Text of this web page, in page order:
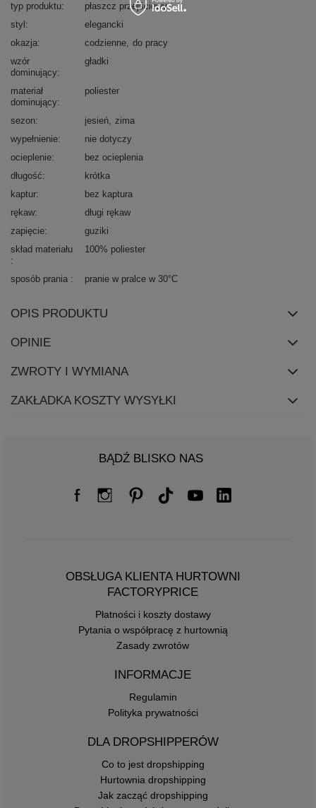
typ produktu
płaszcz przejściowy
styl
elegancki
okazja
codzienne do pracy
wzór
dominujący
gładki
materiał
dominujący
poliester
sezon jesień zima
wypełnienie
nie dotyczy
ocieplenie
bez ocieplenia
długość
krótka
kaptur
bez kaptura
rękaw
długi rękaw
zapięcie
guziki
skład materiału
100% poliester
sposób prania pranie w pralce w 30°C
OPIS PRODUKTU
OPINIE
ZWROTY I WYMIANA
ZAKŁADKA KOSZTY WYSYŁKI
BĄDŹ BLISKO NAS
OBSŁUGA KLIENTA HURTOWNI
FACTORYPRICE
Płatności i koszty dostawy
Pytania o współpracę z hurtownią
Zasady zwrotów
INFORMACJE
Regulamin
Polityka prywatności
DLA DROPSHIPPERÓW
Co to jest dropshipping
Hurtownia dropshipping
Jak zacząć dropshipping